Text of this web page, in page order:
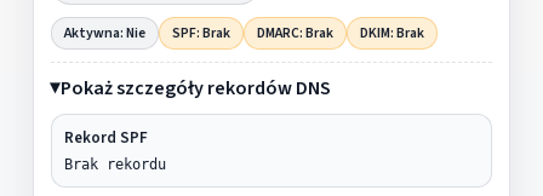
Aktywna: Nie SPF: Brak DMARC: Brak DKIM: Brak
Pokaż szczegóły rekordów DNS
Rekord SPF
Brak rekordu